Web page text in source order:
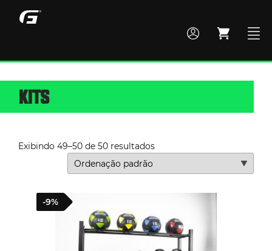
MONTE SEU BOX
TODOS OS PRODUTOS
ACADEMIA
CROSS TRAINING
KITS
Exibindo 49–50 de 50 resultados
-9%